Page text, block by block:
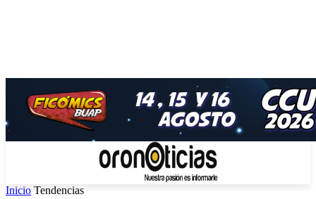
Inicio Tendencias